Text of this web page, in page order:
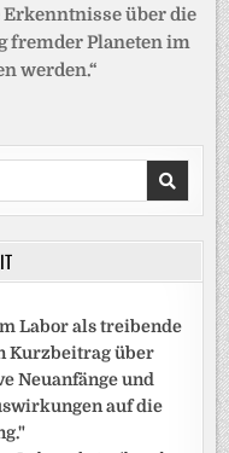
über die
fremder Planeten im
werden.“
Labor als treibende
Kurzbeitrag über
Neuanfänge und
auf die